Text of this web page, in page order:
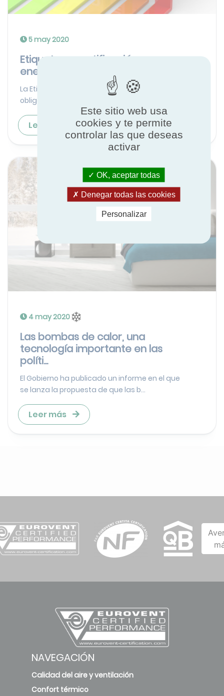
5 may 2020
Etiquetas y certificación
energética
La Etiqueta de Eficiencia Energética es
obligatoria desde julio de 2016. Esta et...
Leer más
4 may 2020
Las bombas de calor, una
tecnología importante en las
políti...
El Gobierno ha publicado un informe en el que
se lanza la propuesta de que las b...
Leer más
NAVEGACIÓN
Calidad del aire y ventilación
Confort térmico
Este sitio web usa
cookies y te permite
controlar las que deseas
activar
OK, aceptar todas
Denegar todas las cookies
Personalizar